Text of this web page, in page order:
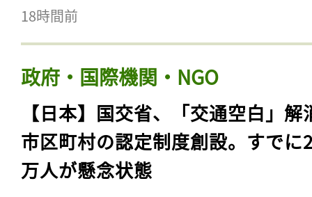
18時間前
政府・国際機関・NGO
【日本】国交省、「交通空白」解
市区町村の認定制度創設。すでに
万人が懸念状態